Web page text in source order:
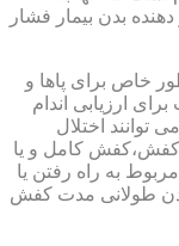
بدن بیمار فشار
خاص برای پاها و
ارزیابی اندام
توانند اختلال
کفش،کفش کامل و یا
به راه رفتن یا
طولانی مدت کفش